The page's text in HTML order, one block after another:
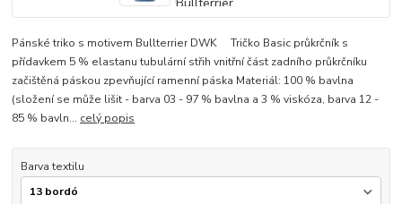
Pánské triko s motivem Bullterrier DWK Tričko Basic průkrčník s
přídavkem 5 % elastanu tubulární střih vnitřní část zadního průkrčníku
začištěná páskou zpevňující ramenní páska Materiál: 100 % bavlna
(složení se může lišit - barva 03 - 97 % bavlna a 3 % viskóza, barva 12 -
85 % bavln... celý popis
Barva textilu